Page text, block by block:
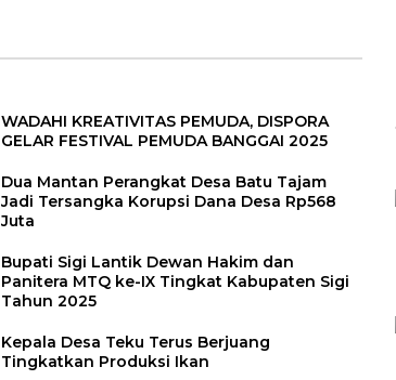
WADAHI KREATIVITAS PEMUDA, DISPORA
GELAR FESTIVAL PEMUDA BANGGAI 2025
Dua Mantan Perangkat Desa Batu Tajam
Jadi Tersangka Korupsi Dana Desa Rp568
Juta
Bupati Sigi Lantik Dewan Hakim dan
Panitera MTQ ke-IX Tingkat Kabupaten Sigi
Tahun 2025
Kepala Desa Teku Terus Berjuang
Tingkatkan Produksi Ikan